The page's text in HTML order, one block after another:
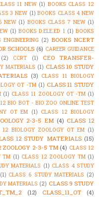
11 NEW (1) BOOKS CLASS 12
3 NEW (1) BOOKS CLASS 4 NEW
NEW (1) BOOKS CLASS 7 NEW (1)
(1) BOOKS D.ELE.ED 1 (1) BOOKS
ENGINEERING (2) BOOKS NCERT
SCHOOLS (6) CAREER GUIDANCE
(2) CCRT (1)
CEO TRANSFER-
MATERIALS (1) CLASS 10 STUDY
(3) CLASS 11 BIOLOGY
OT -TM (1) CLASS 11 STUDY
(1) CLASS 11 ZOOLOGY OT -TM (1)
BIO BOT - BIO ZOO ONLINE TEST
OT EM (1) CLASS 12 BIOLOGY
2-3-5 EM (4) CLASS 12
12 BIOLOGY ZOOLOGY OT EM (1)
12 STUDY MATERIALS (15)
ZOOLOGY 2-3-5 TM (4) CLASS 12
TM (1) CLASS 12 ZOOLOGY TM (1)
MATERIALS (1) CLASS 4 STUDY
(1) CLASS 6 STUDY MATERIALS (2)
MATERIALS (2) CLASS 9 STUDY
(12) CLASS_11_OT
(4)